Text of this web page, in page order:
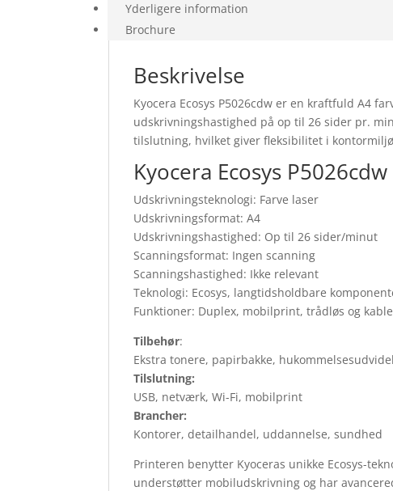
Yderligere information
Brochure
Beskrivelse
Kyocera Ecosys P5026cdw er en kraftfuld A4
udskrivningshastighed på op til 26 sider pr.
tilslutning, hvilket giver fleksibilitet i
Kyocera Ecosys
Udskrivningsteknologi: Farve laser
Udskrivningsformat: A4
Udskrivningshastighed: Op til 26 sider/minut
Scanningsformat: Ingen scanning
Scanningshastighed: Ikke relevant
Teknologi: Ecosys, langtidsholdbare
Funktioner: Duplex, mobilprint, trådløs og
Tilbehør:
Ekstra tonere, papirbakke,
Tilslutning:
USB, netværk, Wi-Fi, mobilprint
Brancher:
Kontorer, detailhandel, uddannelse, sundhed
Printeren benytter Kyoceras unikke Ecosys-
understøtter mobiludskrivning og har